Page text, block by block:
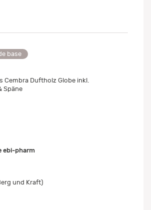
base
Cembra Duftholz Globe inkl.
Späne
ebi-pharm
und Kraft)